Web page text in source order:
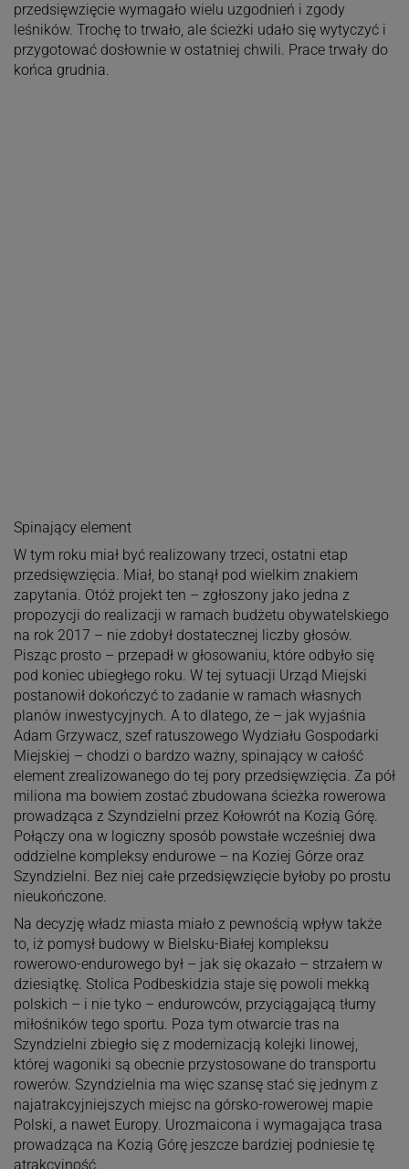
przedsięwzięcie wymagało wielu uzgodnień i zgody
leśników. Trochę to trwało, ale ścieżki udało się wytyczyć i
przygotować dosłownie w ostatniej chwili. Prace trwały do
końca grudnia.
Spinający element
W tym roku miał być realizowany trzeci, ostatni etap
przedsięwzięcia. Miał, bo stanął pod wielkim znakiem
zapytania. Otóż projekt ten – zgłoszony jako jedna z
propozycji do realizacji w ramach budżetu obywatelskiego
na rok 2017 – nie zdobył dostatecznej liczby głosów.
Pisząc prosto – przepadł w głosowaniu, które odbyło się
pod koniec ubiegłego roku. W tej sytuacji Urząd Miejski
postanowił dokończyć to zadanie w ramach własnych
planów inwestycyjnych. A to dlatego, że – jak wyjaśnia
Adam Grzywacz, szef ratuszowego Wydziału Gospodarki
Miejskiej – chodzi o bardzo ważny, spinający w całość
element zrealizowanego do tej pory przedsięwzięcia. Za pół
miliona ma bowiem zostać zbudowana ścieżka rowerowa
prowadząca z Szyndzielni przez Kołowrót na Kozią Górę.
Połączy ona w logiczny sposób powstałe wcześniej dwa
oddzielne kompleksy endurowe – na Koziej Górze oraz
Szyndzielni. Bez niej całe przedsięwzięcie byłoby po prostu
nieukończone.
Na decyzję władz miasta miało z pewnością wpływ także
to, iż pomysł budowy w Bielsku-Białej kompleksu
rowerowo-endurowego był – jak się okazało – strzałem w
dziesiątkę. Stolica Podbeskidzia staje się powoli mekką
polskich – i nie tyko – endurowców, przyciągającą tłumy
miłośników tego sportu. Poza tym otwarcie tras na
Szyndzielni zbiegło się z modernizacją kolejki linowej,
której wagoniki są obecnie przystosowane do transportu
rowerów. Szyndzielnia ma więc szansę stać się jednym z
najatrakcyjniejszych miejsc na górsko-rowerowej mapie
Polski, a nawet Europy. Urozmaicona i wymagająca trasa
prowadząca na Kozią Górę jeszcze bardziej podniesie tę
atrakcyjność.